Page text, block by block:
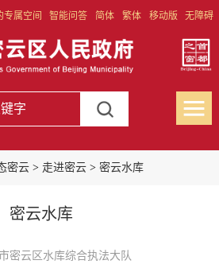
专属空间 智能问答 简体 繁体 移动版 无障碍
密云> 走进密云> 密云水库
密云水库
密云区水库综合执法大队